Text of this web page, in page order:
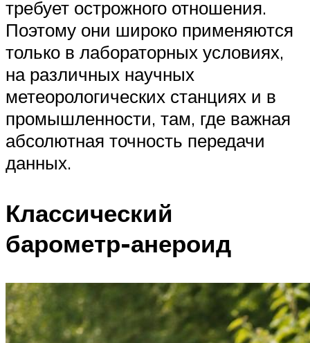
требует острожного отношения.
Поэтому они широко применяются
только в лабораторных условиях,
на различных научных
метеорологических станциях и в
промышленности, там, где важная
абсолютная точность передачи
данных.
Классический
барометр-анероид